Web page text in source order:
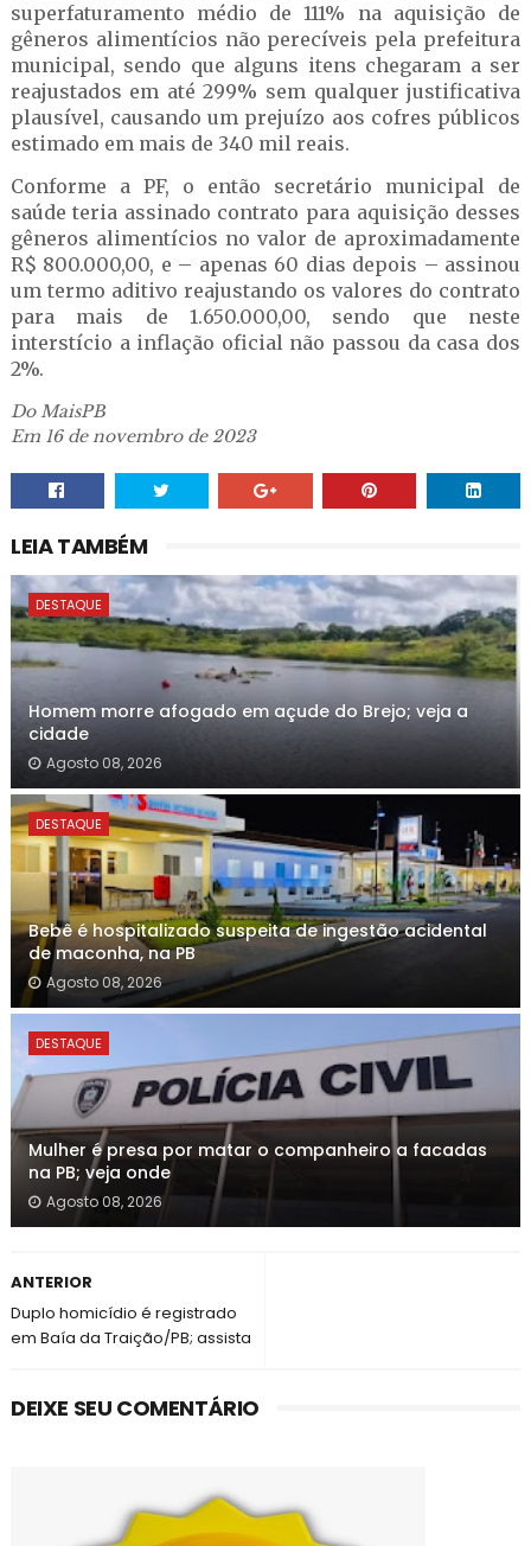
superfaturamento médio de 111% na aquisição de
gêneros alimentícios não perecíveis pela prefeitura
municipal, sendo que alguns itens chegaram a ser
reajustados em até 299% sem qualquer justificativa
plausível, causando um prejuízo aos cofres públicos
estimado em mais de 340 mil reais.
Conforme a PF, o então secretário municipal de
saúde teria assinado contrato para aquisição desses
gêneros alimentícios no valor de aproximadamente
R$ 800.000,00, e – apenas 60 dias depois – assinou
um termo aditivo reajustando os valores do contrato
para mais de 1.650.000,00, sendo que neste
interstício a inflação oficial não passou da casa dos
2%.
Do MaisPB
Em 16 de novembro de 2023
LEIA TAMBÉM
DESTAQUE
Homem morre afogado em açude do Brejo; veja a
cidade
Agosto 08, 2026
DESTAQUE
Bebê é hospitalizado suspeita de ingestão acidental
de maconha, na PB
Agosto 08, 2026
DESTAQUE
Mulher é presa por matar o companheiro a facadas
na PB; veja onde
Agosto 08, 2026
ANTERIOR
Duplo homicídio é registrado
em Baía da Traição/PB; assista
DEIXE SEU COMENTÁRIO